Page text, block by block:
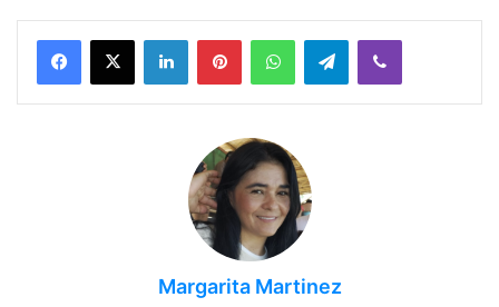
Facebook
X LinkedInPinterestWhatsAppTelegramViber
Margarita Martinez